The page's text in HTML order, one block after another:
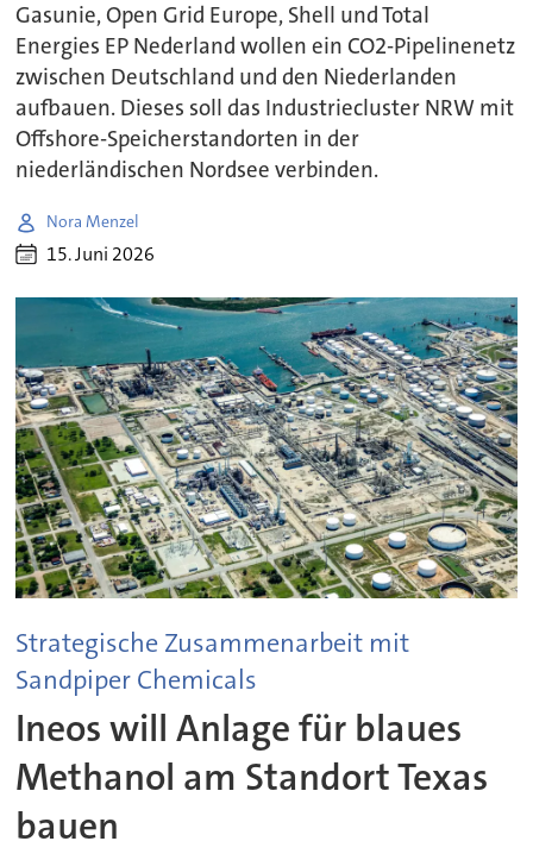
Gasunie, Open Grid Europe, Shell und Total
Energies EP Nederland wollen ein CO2-Pipelinenetz
zwischen Deutschland und den Niederlanden
aufbauen. Dieses soll das Industriecluster NRW mit
Offshore-Speicherstandorten in der
niederländischen Nordsee verbinden.
Nora Menzel
15. Juni 2026
Strategische Zusammenarbeit mit
Sandpiper Chemicals
Ineos will Anlage für blaues
Methanol am Standort Texas
bauen